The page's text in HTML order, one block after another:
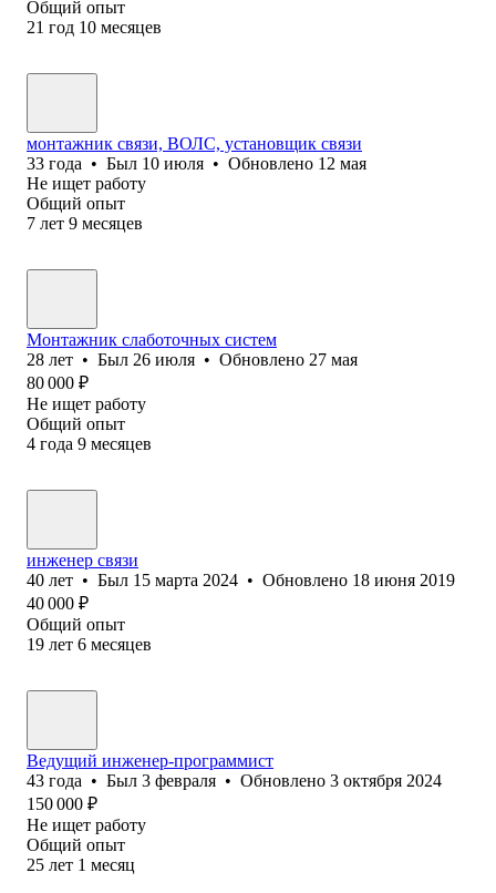
Общий опыт
21 год 10 месяцев
монтажник связи, ВОЛС, установщик связи
33 года • Был 10 июля • Обновлено 12 мая
Не ищет работу
Общий опыт
7 лет 9 месяцев
Монтажник слаботочных систем
28 лет • Был 26 июля • Обновлено 27 мая
80 000 ₽
Не ищет работу
Общий опыт
4 года 9 месяцев
инженер связи
40 лет • Был 15 марта 2024 • Обновлено 18 июня 2019
40 000 ₽
Общий опыт
19 лет 6 месяцев
Ведущий инженер-программист
43 года • Был 3 февраля • Обновлено 3 октября 2024
150 000 ₽
Не ищет работу
Общий опыт
25 лет 1 месяц